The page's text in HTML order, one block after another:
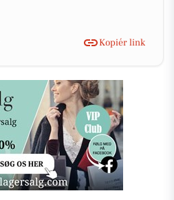
Kopiér link